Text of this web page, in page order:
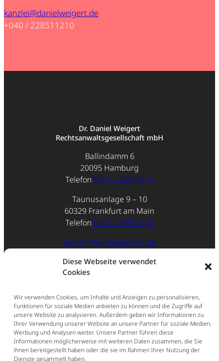
Diese Webseite verwendet
Cookies
Wir verwenden Cookies, um Inhalte und Anzeigen zu personalisieren,
Funktionen für soziale Medien anbieten zu können und die Zugriffe auf
unsere Website zu analysieren. Außerdem geben wir Informationen zu
Ihrer Verwendung unserer Website an unsere Partner für soziale Medien,
Werbung und Analysen weiter. Unsere Partner führen diese
Informationen möglicherweise mit weiteren Daten zusammen, die Sie
ihnen bereitgestellt haben oder die sie im Rahmen Ihrer Nutzung der
Dienste gesammelt haben.
kanzlei@danielweigert.de
+040 / 228511210
Dr. Daniel Weigert
Rechtsanwaltsgesellschaft mbH
Ballindamm 6
20095 Hamburg
Telefon 040 / 228511210
Taunusanlage 9 – 10
60329 Frankfurt am Main
Telefon 040 / 228511210
kanzlei@danielweigert.de
Impressum
Datenschutz